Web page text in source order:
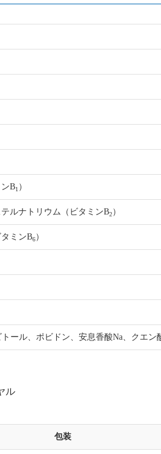
B1 ）
ルナトリウム（ビタミンB2）
ミンB6）
ール、ポビドン、安息香酸Na、クエ
ル
包装